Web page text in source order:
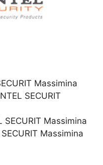
Massimina
SECURIT
SECURIT Massimina
Massimina